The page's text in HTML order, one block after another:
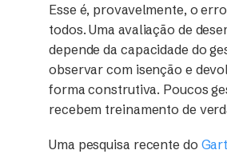
Esse é, provavelmente, o
todos. Uma avaliação de
depende da capacidade do
observar com isenção e
forma construtiva. Poucos
recebem treinamento de
Uma pesquisa recente do